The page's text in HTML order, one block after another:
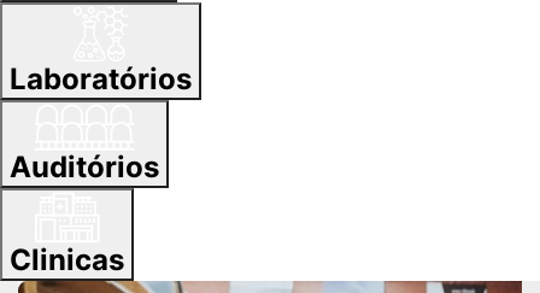
Laboratórios
Auditórios
Clinicas